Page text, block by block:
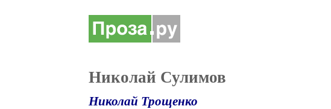
Николай Сулимов
Николай Трощенко